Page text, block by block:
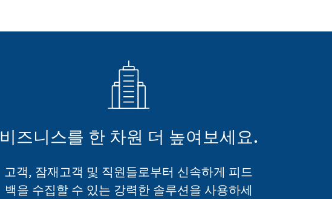
비즈니스를 한 차원 더 높여보세요.
고객, 잠재고객 및 직원들로부터 신속하게 피드
백을 수집할 수 있는 강력한 솔루션을 사용하세